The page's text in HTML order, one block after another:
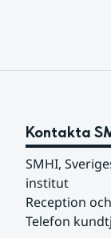
Kontakta
SMHI,
institut
Reception
Telefon